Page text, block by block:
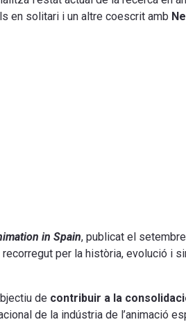
en solitari i un altre coescrit amb
in Spain, publicat el
per la història, evolució i
de contribuir a la
de la indústria de l’animació